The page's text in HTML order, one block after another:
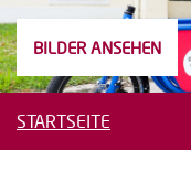
BILDER ANSEHEN
STARTSEITE